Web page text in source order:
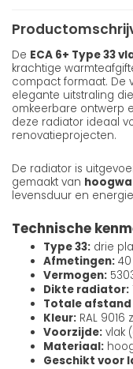
De ECA 6+ Type 33
krachtige
compact formaat. De
elegante uitstraling
omkeerbare ontwerp
deze radiator ideaal
renovatieprojecten.
De radiator is
gemaakt van
levensduur en
Technische
Type 33: drie
Afmetingen:
Vermogen:
Dikte radiator:
Totale
Kleur: RAL
Voorzijde: vlak
Materiaal:
Geschikt voor